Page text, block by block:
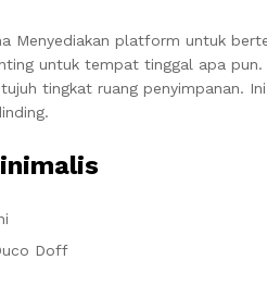
Menyediakan platform untuk
untuk tempat tinggal apa
tingkat ruang penyimpanan.
Doff